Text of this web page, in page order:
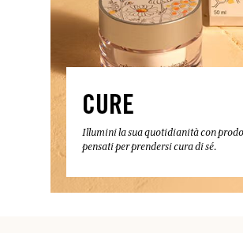
CURE
Illumini la sua quotidianità con
pensati per prendersi cura di sé.